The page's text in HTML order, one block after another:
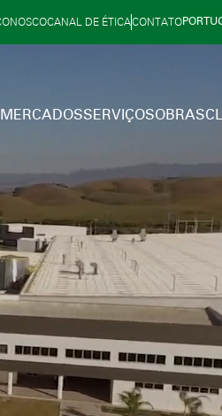
CANAL DE ÉTICACONTATO
MERCADOSSERVIÇOSOBRAS